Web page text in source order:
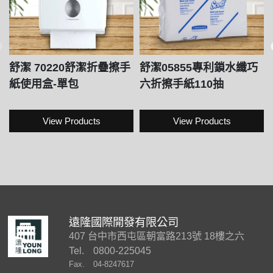
舒潔 70220舒潔折疊擦手
紙使用盒-單包
View Products
舒潔05855專利鎖水纖巧
六折擦手紙110抽
View Products
遠隆國際開發有限公司
407 台中市西屯區朝富路213號 18樓之六
Tel.
0800-225045
Fax. 04-8247617